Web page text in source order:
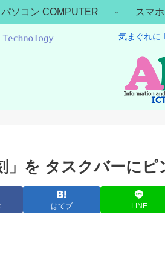
気まぐれに
パソコン COMPUTER スマ
」を タスクバーにピ
はてブ LINE